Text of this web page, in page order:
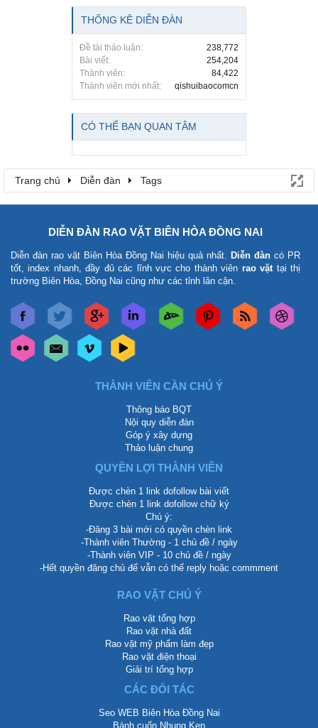
THỐNG KÊ DIỄN ĐÀN
Đề tài thảo luận:
238,772
Bài viết:
254,204
Thành viên:
84,422
Thành viên mới nhất:
qishuibaocomcn
CÓ THỂ BẠN QUAN TÂM
Trang chủ Diễn đàn Tags
DIỄN ĐÀN RAO VẶT BIÊN HÒA ĐỒNG NAI
Diễn đàn rao vặt Biên Hòa Đồng Nai hiệu quả nhất. Diễn đàn có PR
tốt, index nhanh, đầy đủ các lĩnh vực cho thành viên rao vặttại thị
trường Biên Hòa, Đồng Nai cũng như các tỉnh lân cận.
THÀNH VIÊN CẦN CHÚ Ý
Thông báo BQT
Nội quy diễn đàn
Góp ý xây dựng
Thảo luận chung
QUYỀN LỢI THÀNH VIÊN
Được chèn 1 link dofollow bài viết
Được chèn 1 link dofollow chữ ký
Chú ý:
-Đăng 3 bài mới có quyền chèn link
-Thành viên Thường - 1 chủ đề / ngày
-Thành viên VIP - 10 chủ đề / ngày
-Hết quyền đăng chủ để vẫn có thể reply hoặc commment
RAO VẶT CHÚ Ý
Rao vặt tổng hợp
Rao vặt nhà đất
Rao vặt mỹ phẩm làm đẹp
Rao vặt điện thoại
Giải trí tổng hợp
CÁC ĐỐI TÁC
Seo WEB Biên Hòa Đồng Nai
Bánh cuốn Nhung Ken